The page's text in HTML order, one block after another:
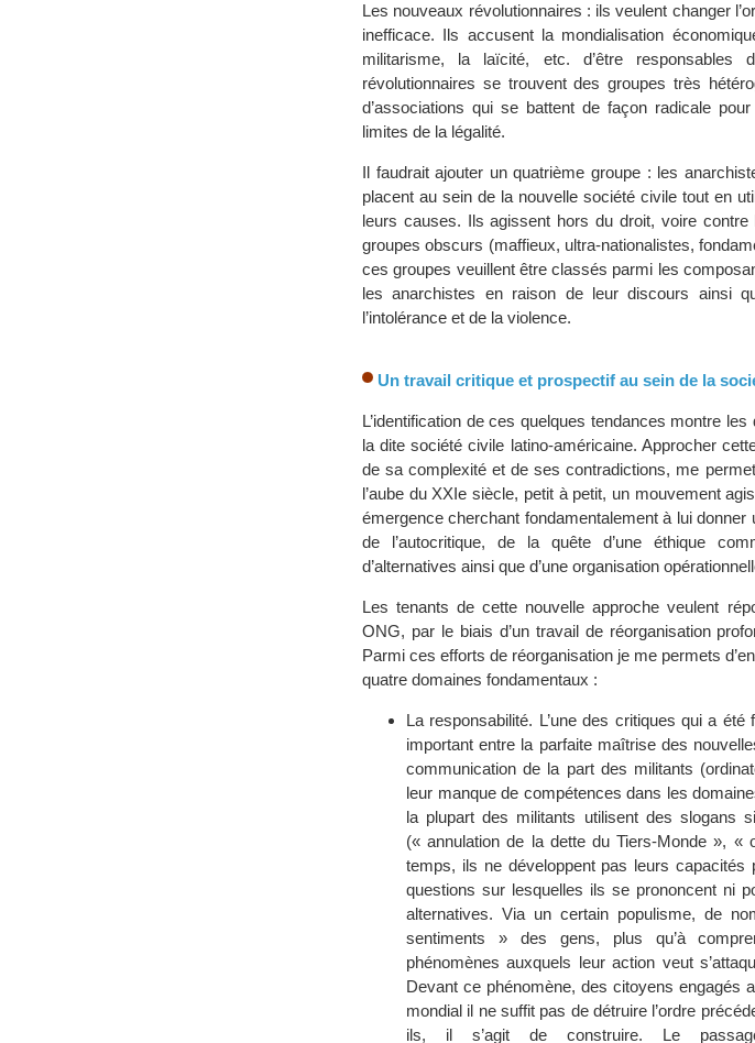
Les nouveaux révolutionnaires : ils veulent changer
inefficace. Ils accusent la mondialisation
militarisme, la laïcité, etc. d’être
révolutionnaires se trouvent des groupes très
d’associations qui se battent de façon radicale
limites de la légalité.
Il faudrait ajouter un quatrième groupe : les
placent au sein de la nouvelle société civile tout en
leurs causes. Ils agissent hors du droit, voire
groupes obscurs (maffieux, ultra-nationalistes,
ces groupes veuillent être classés parmi les
les anarchistes en raison de leur discours ainsi
l’intolérance et de la violence.
Un travail critique et prospectif au sein de la
L’identification de ces quelques tendances montre
la dite société civile latino-américaine. Approcher
de sa complexité et de ses contradictions, me
l’aube du XXIe siècle, petit à petit, un mouvement
émergence cherchant fondamentalement à lui
de l’autocritique, de la quête d’une éthique
d’alternatives ainsi que d’une organisation
Les tenants de cette nouvelle approche veulent
ONG, par le biais d’un travail de réorganisation
Parmi ces efforts de réorganisation je me permets
quatre domaines fondamentaux :
La responsabilité. L’une des critiques qui a
important entre la parfaite maîtrise des
communication de la part des militants
leur manque de compétences dans les
la plupart des militants utilisent des slogans
(« annulation de la dette du Tiers-Monde »,
temps, ils ne développent pas leurs
questions sur lesquelles ils se prononcent ni
alternatives. Via un certain populisme, de
sentiments » des gens, plus qu’à
phénomènes auxquels leur action veut
Devant ce phénomène, des citoyens engagés
mondial il ne suffit pas de détruire l’ordre
ils, il s’agit de construire. Le